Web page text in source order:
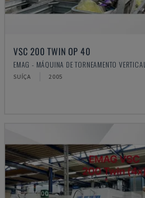
VSC 200 TWIN OP 40
EMAG - MÁQUINA DE TORNEAMENTO VERTICAL
SUÍÇA 2005